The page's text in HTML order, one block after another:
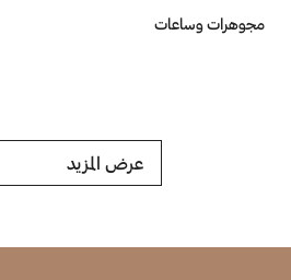
مجوهرات وساعات
عرض المزيد